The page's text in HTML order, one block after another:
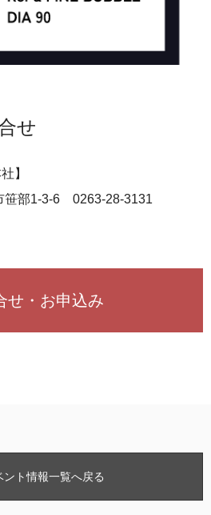
せ
】
笹部1-3-6 0263-28-3131
せ・お申込み
ント情報一覧へ戻る